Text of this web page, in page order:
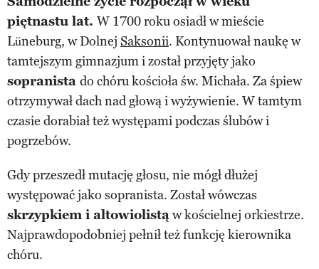
piętnastu lat. W 1700 roku osiadł w mieście
Lüneburg, w Dolnej Saksonii. Kontynuował naukę w
tamtejszym gimnazjum i został przyjęty jako
sopranista do chóru kościoła św. Michała. Za śpiew
otrzymywał dach nad głową i wyżywienie. W tamtym
czasie dorabiał też występami podczas ślubów i
pogrzebów.
Gdy przeszedł mutację głosu, nie mógł dłużej
występować jako sopranista. Został wówczas
skrzypkiem i altowiolistąw kościelnej orkiestrze.
Najprawdopodobniej pełnił też funkcję kierownika
chóru.